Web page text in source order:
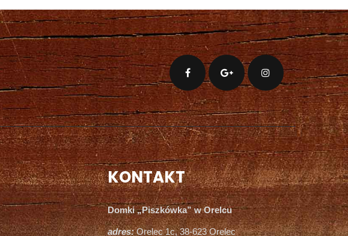
KONTAKT
Domki „Piszkówka” w Orelcu
adres:Orelec 1c, 38-623 Orelec